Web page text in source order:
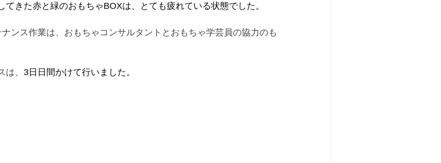
てきた赤と緑のおもちゃBOXは、とても疲れている状態でした。
ンス作業は、おもちゃコンサルタントとおもちゃ学芸員の協力のも
、 3日日間かけて行いました。